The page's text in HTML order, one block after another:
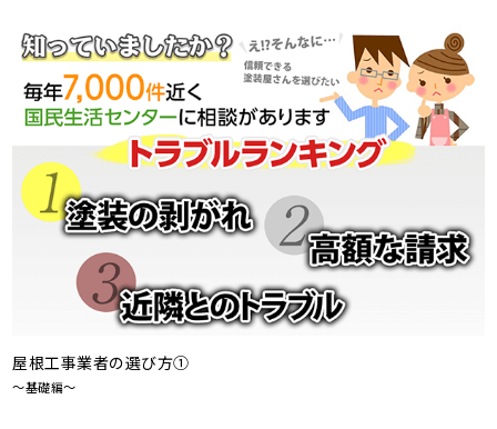
屋根工事業者の選び方①
～基礎編～